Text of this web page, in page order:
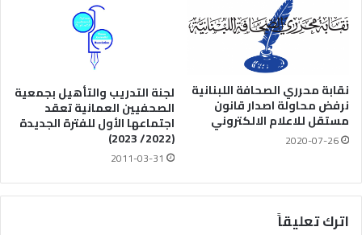
نقابة محرري الصحافة اللبنانية
نرفض محاولة اصدار قانون
مستقل للاعلام الالكتروني
2020-07-26
لجنة التدريب والتأهيل بجمعية
الصحفيين العمانية تعقد
اجتماعها الأول للفترة الجديدة
(2022/ 2023)
2011-03-31
اترك تعليقاً